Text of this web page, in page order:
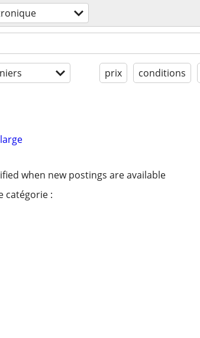
prix conditions
when new postings are available
catégorie :